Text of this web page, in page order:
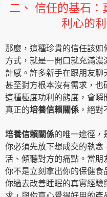
二、 信任的基石：
利心的
那麼，這種珍貴的信任該如
方式，就是一開口就充滿
計感。許多新手在跟朋友聊
甚至對方根本沒有需求，也
這種極度功利的態度，會瞬
真正的培養信賴關係 ，絕對
培養信賴關係的唯一途徑，
你必須先放下想成交的執念
活、傾聽對方的痛點。當朋
你不是立刻拿出你的保健
你過去改善睡眠的真實經驗